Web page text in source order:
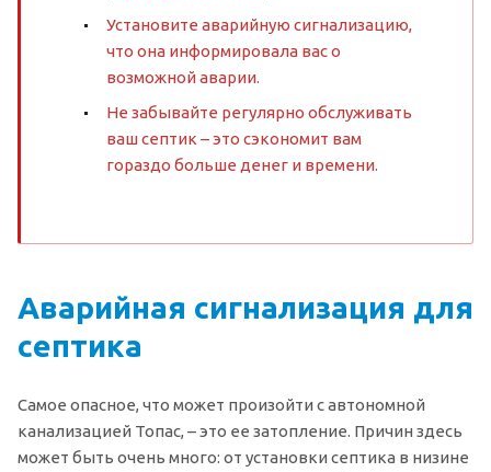
Установите аварийную сигнализацию,
что она информировала вас о
возможной аварии.
Не забывайте регулярно обслуживать
ваш септик – это сэкономит вам
гораздо больше денег и времени.
Аварийная сигнализация для
септика
Самое опасное, что может произойти с автономной
канализацией Топас, – это ее затопление. Причин здесь
может быть очень много: от установки септика в низине